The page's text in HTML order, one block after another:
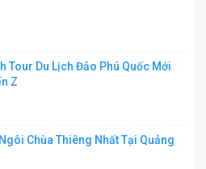
Tour Du Lịch Đảo Phú Quốc Mới
Z
Chùa Thiêng Nhất Tại Quảng